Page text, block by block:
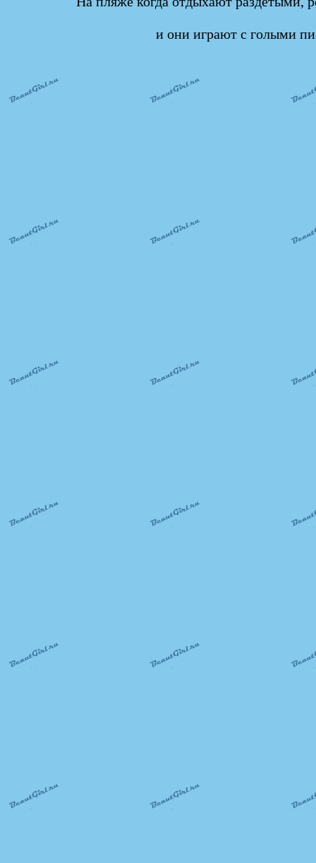
и они играют с голыми